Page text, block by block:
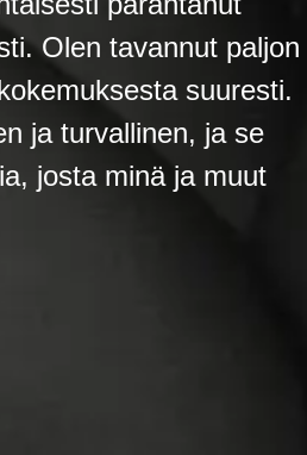
Olen tavannut paljon
suuresti.
ja turvallinen, ja se
josta minä ja muut